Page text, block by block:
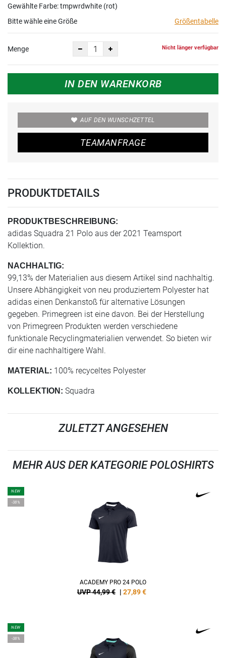
Gewählte Farbe: tmpwrdwhite (rot)
Bitte wähle eine Größe
Größentabelle
Menge Nicht länger verfügbar
IN DEN WARENKORB
AUF DEN WUNSCHZETTEL
TEAMANFRAGE
PRODUKTDETAILS
PRODUKTBESCHREIBUNG:
adidas Squadra 21 Polo aus der 2021 Teamsport
Kollektion.
NACHHALTIG:
99,13% der Materialien aus diesem Artikel sind nachhaltig.
Unsere Abhängigkeit von neu produziertem Polyester hat
adidas einen Denkanstoß für alternative Lösungen
gegeben. Primegreen ist eine davon. Bei der Herstellung
von Primegreen Produkten werden verschiedene
funktionale Recyclingmaterialien verwendet. So bieten wir
dir eine nachhaltigere Wahl.
MATERIAL: 100% recyceltes Polyester
KOLLEKTION: Squadra
ZULETZT ANGESEHEN
MEHR AUS DER KATEGORIE POLOSHIRTS
NEW
-38%
ACADEMY PRO 24 POLO
UVP 44,99 € | 27,89€
NEW
-38%